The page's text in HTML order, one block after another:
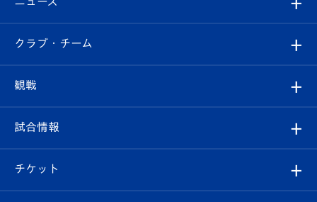
すべて
クラブ
試合情報
クラブ・チーム
クラブ概要
エンブレム紹介
観戦
観戦ルール
はじめての観戦ガイド
試合情報
試合日程/結果
チケット